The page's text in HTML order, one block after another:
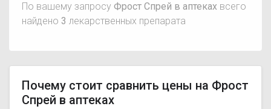
По вашему запросу Фрост Спрей в аптеках всего
найдено 3 лекарственных препарата
Почему стоит сравнить цены на Фрост
Спрей в аптеках